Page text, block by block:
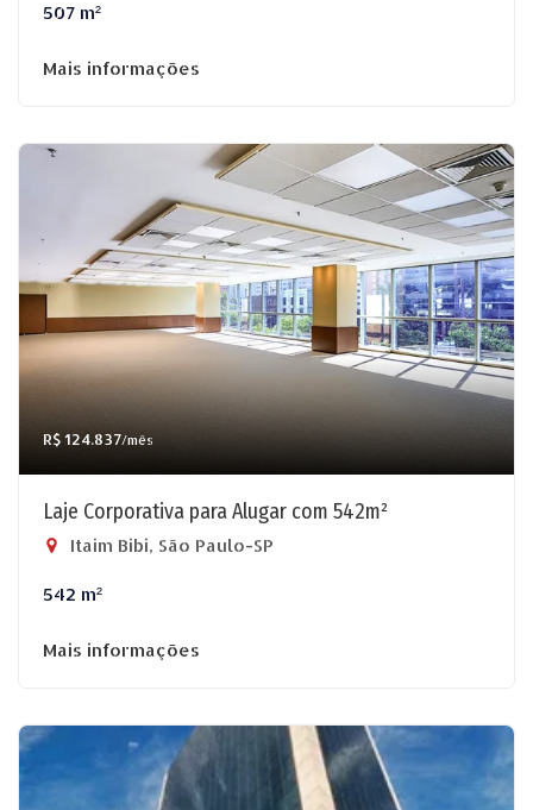
507 m²
Mais informações
R$ 124.837/mês
Laje Corporativa para Alugar com 542m²
Itaim Bibi, São Paulo-SP
542 m²
Mais informações